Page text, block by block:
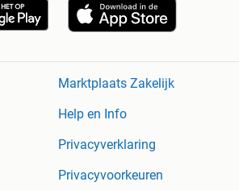
Marktplaats Zakelijk
Help en Info
Privacyverklaring
Privacyvoorkeuren